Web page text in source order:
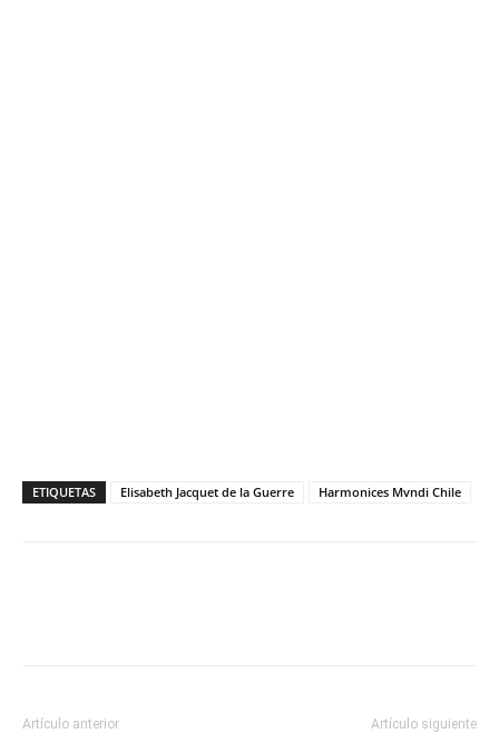
ETIQUETAS Elisabeth Jacquet de la Guerre Harmonices Mvndi Chile
Artículo anterior Artículo siguiente